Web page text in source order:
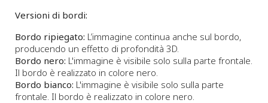
Versioni di bordi:
Bordo ripiegato: L’immagine continua anche sul bordo,
producendo un effetto di profondità 3D.
Bordo nero: L'immagine è visibile solo sulla parte frontale.
Il bordo è realizzato in colore nero.
Bordo bianco: L'immagine è visibile solo sulla parte
frontale. Il bordo è realizzato in colore nero.